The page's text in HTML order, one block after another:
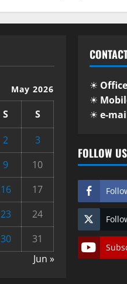
May 2026
S
S
2
3
9
10
16
17
23
24
30
31
Jun »
☀
☀
☀ e-
FOLLOW US